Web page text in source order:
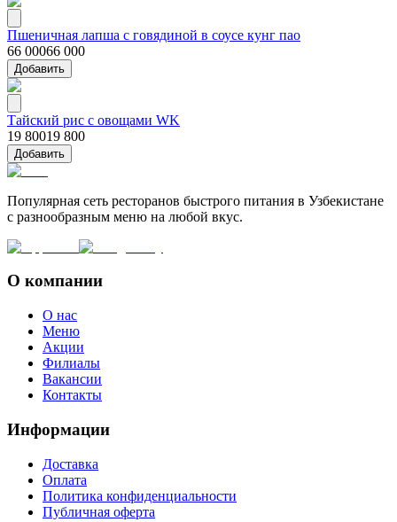
Пшеничная лапша с говядиной в соусе кунг пао
66 00066 000
Добавить
Тайский рис с овощами WK
19 80019 800
Добавить
Популярная сеть ресторанов быстрого питания в Узбекистане
с разнообразным меню на любой вкус.
О компании
О нас
Меню
Акции
Филиалы
Вакансии
Контакты
Информации
Доставка
Оплата
Политика конфиденциальности
Публичная оферта